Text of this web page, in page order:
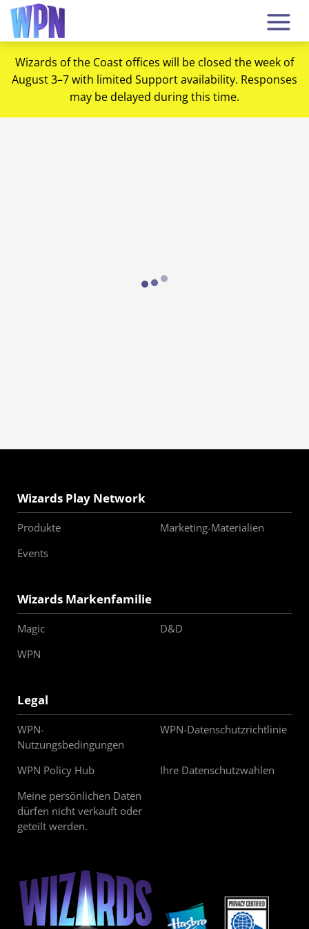
Wizards of the Coast offices will be closed the week of
August 3–7 with limited Support availability. Responses
may be delayed during this time.
Loading...
Wizards Play Network
Produkte
Marketing-Materialien
Events
Wizards Markenfamilie
Magic
D&D
WPN
Legal
WPN-
Nutzungsbedingungen
WPN-Datenschutzrichtlinie
WPN Policy Hub
Ihre Datenschutzwahlen
Meine persönlichen Daten
dürfen nicht verkauft oder
geteilt werden.